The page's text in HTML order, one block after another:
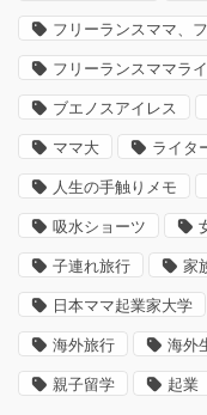
フリーランスママ、
フリーランスママラ
ブエノスアイレス
ママ大 ライタ
人生の手触りメモ
吸水ショーツ
子連れ旅行 家
日本ママ起業家大学
海外旅行 海外
親子留学 起業